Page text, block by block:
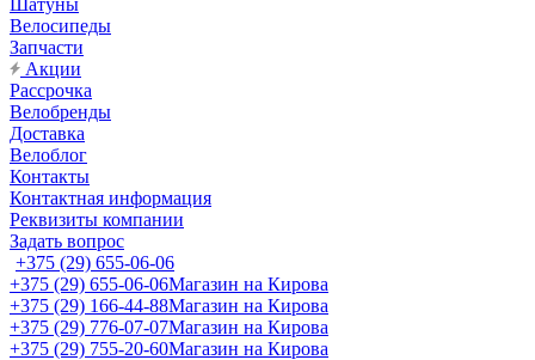
Шатуны
Велосипеды
Запчасти
Акции
Рассрочка
Велобренды
Доставка
Велоблог
Контакты
Контактная информация
Реквизиты компании
Задать вопрос
+375 (29) 655-06-06
+375 (29) 655-06-06Магазин на Кирова
+375 (29) 166-44-88Магазин на Кирова
+375 (29) 776-07-07Магазин на Кирова
+375 (29) 755-20-60Магазин на Кирова